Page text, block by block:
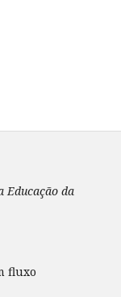
Educação da
fluxo